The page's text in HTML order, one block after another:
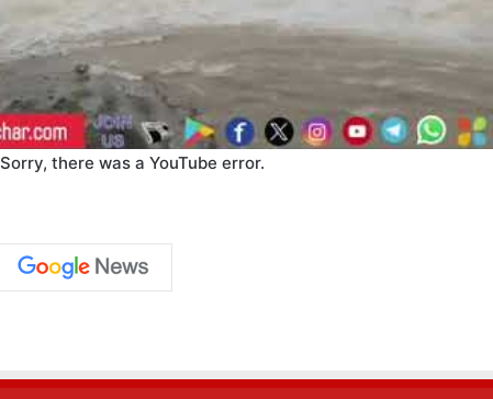
Sorry, there was a YouTube error.